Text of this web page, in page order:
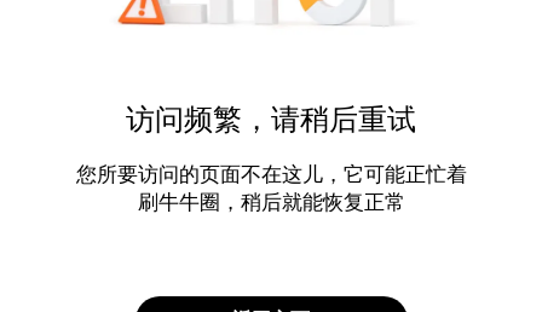
访问频繁，请稍后重试
您所要访问的页面不在这儿，它可能正忙着
刷牛牛圈，稍后就能恢复正常